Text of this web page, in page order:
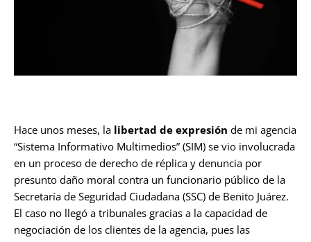
Hace unos meses, la libertad de expresión de mi agencia
“Sistema Informativo Multimedios” (SIM) se vio involucrada
en un proceso de derecho de réplica y denuncia por
presunto daño moral contra un funcionario público de la
Secretaría de Seguridad Ciudadana (SSC) de Benito Juárez.
El caso no llegó a tribunales gracias a la capacidad de
negociación de los clientes de la agencia, pues las